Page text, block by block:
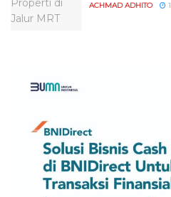
ACHMAD ADHITO